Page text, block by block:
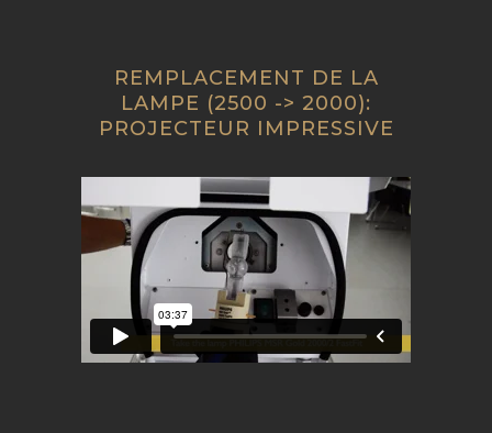
REMPLACEMENT DE LA
LAMPE (2500 -> 2000):
PROJECTEUR IMPRESSIVE